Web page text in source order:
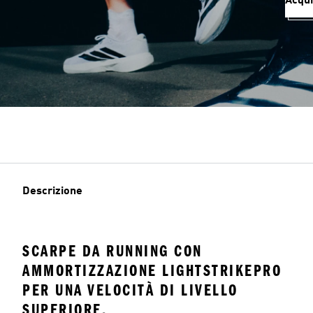
Descrizione
SCARPE DA RUNNING CON
AMMORTIZZAZIONE LIGHTSTRIKEPRO
PER UNA VELOCITÀ DI LIVELLO